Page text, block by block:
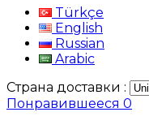
Türkçe
English
Russian
Arabic
Страна доставки :
Понравившееся 0